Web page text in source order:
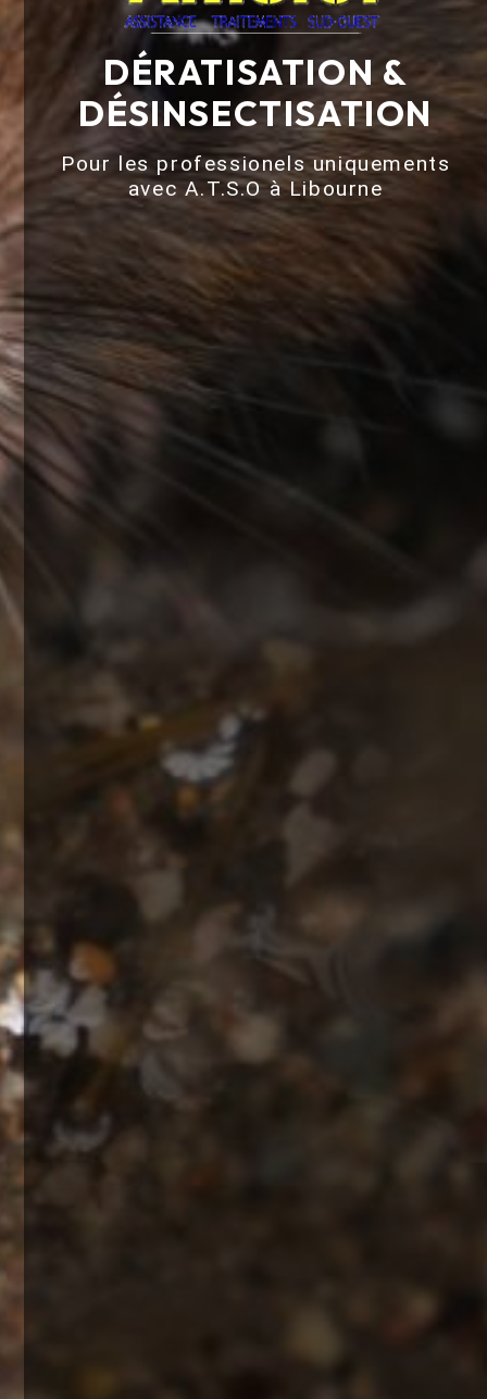
DÉRATISATION &
DÉSINSECTISATION
Pour les professionels uniquements
avec A.T.S.O à Libourne